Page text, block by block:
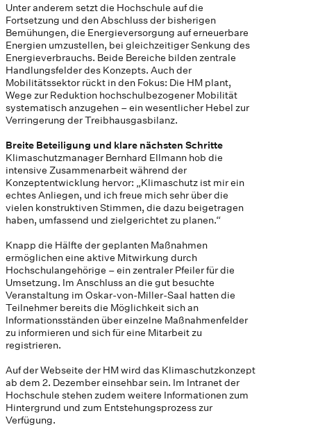
Unter anderem setzt die Hochschule auf die
Fortsetzung und den Abschluss der bisherigen
Bemühungen, die Energieversorgung auf erneuerbare
Energien umzustellen, bei gleichzeitiger Senkung des
Energieverbrauchs. Beide Bereiche bilden zentrale
Handlungsfelder des Konzepts. Auch der
Mobilitätssektor rückt in den Fokus: Die HM plant,
Wege zur Reduktion hochschulbezogener Mobilität
systematisch anzugehen – ein wesentlicher Hebel zur
Verringerung der Treibhausgasbilanz.
Breite Beteiligung und klare nächsten Schritte
Klimaschutzmanager Bernhard Ellmann hob die
intensive Zusammenarbeit während der
Konzeptentwicklung hervor: „Klimaschutz ist mir ein
echtes Anliegen, und ich freue mich sehr über die
vielen konstruktiven Stimmen, die dazu beigetragen
haben, umfassend und zielgerichtet zu planen.“
Knapp die Hälfte der geplanten Maßnahmen
ermöglichen eine aktive Mitwirkung durch
Hochschulangehörige – ein zentraler Pfeiler für die
Umsetzung. Im Anschluss an die gut besuchte
Veranstaltung im Oskar-von-Miller-Saal hatten die
Teilnehmer bereits die Möglichkeit sich an
Informationsständen über einzelne Maßnahmenfelder
zu informieren und sich für eine Mitarbeit zu
registrieren.
Auf der Webseite der HM wird das Klimaschutzkonzept
ab dem 2. Dezember einsehbar sein. Im Intranet der
Hochschule stehen zudem weitere Informationen zum
Hintergrund und zum Entstehungsprozess zur
Verfügung.